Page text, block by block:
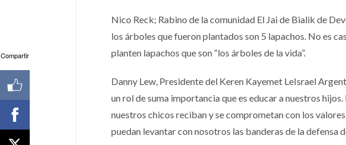
Nico Reck; Rabino de la comunidad El Jai de Bialik de
los árboles que fueron plantados son 5 lapachos. No es
planten lapachos que son “los árboles de la vida”.
Danny Lew, Presidente del Keren Kayemet LeIsrael
un rol de suma importancia que es educar a nuestros
nuestros chicos reciban y se comprometan con los
puedan levantar con nosotros las banderas de la defensa
Compartir